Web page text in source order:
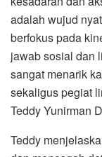
adalah wujud
berfokus pada
jawab sosial dan
sangat menarik
sekaligus pegiat
Teddy Yunirman
Teddy